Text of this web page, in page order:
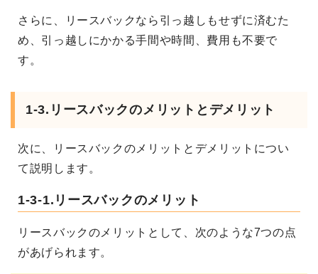
さらに、リースバックなら引っ越しもせずに済むた
め、引っ越しにかかる手間や時間、費用も不要で
す。
1-3.リースバックのメリットとデメリット
次に、リースバックのメリットとデメリットについ
て説明します。
1-3-1.リースバックのメリット
リースバックのメリットとして、次のような7つの点
があげられます。